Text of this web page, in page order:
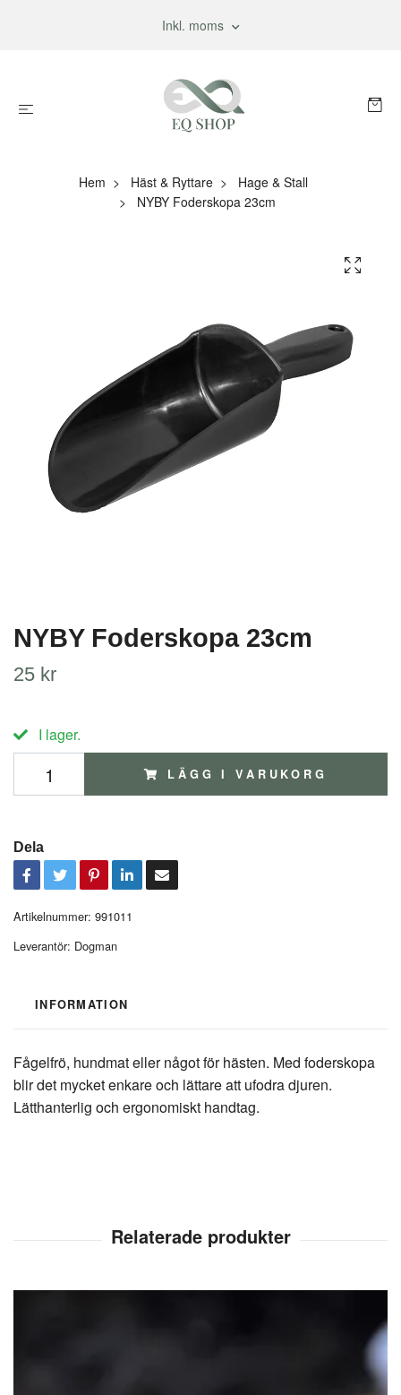
Inkl. moms
Hem Häst & Ryttare
Hage & Stall
NYBY Foderskopa 23cm
NYBY Foderskopa 23cm
25 kr
I lager.
LÄGG I VARUKORG
Dela
Artikelnummer: 991011
Leverantör: Dogman
INFORMATION
Fågelfrö, hundmat eller något för hästen. Med foderskopa
blir det mycket enkare och lättare att ufodra djuren.
Lätthanterlig och ergonomiskt handtag.